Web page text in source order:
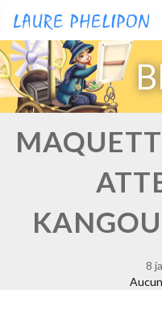
Aller
au
contenu
Aller
au
contenu
8